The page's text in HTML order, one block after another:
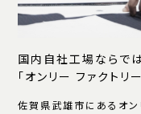
国内自社工場ならで
「オンリー ファクトリー
佐賀県武雄市にあるオン